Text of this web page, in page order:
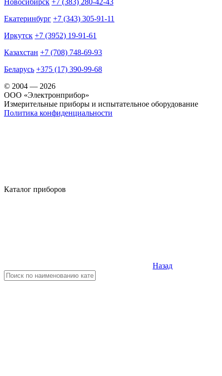
Новосибирск +7 (383) 280-42-43
Екатеринбург +7 (343) 305-91-11
Иркутск +7 (3952) 19-91-61
Казахстан +7 (708) 748-69-93
Беларусь +375 (17) 390-99-68
© 2004 — 2026
OOO «Электронприбор»
Измерительные приборы и испытательное оборудование
Политика конфиденциальности
Каталог приборов
Назад